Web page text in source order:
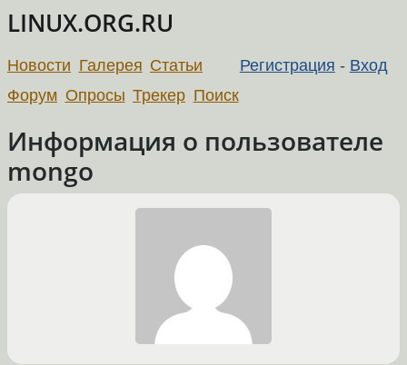
LINUX.ORG.RU
Регистрация - Вход
Новости Галерея Статьи
Форум Опросы Трекер Поиск
Информация о пользователе
mongo